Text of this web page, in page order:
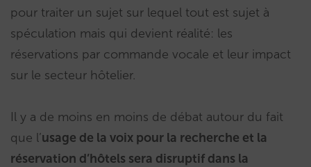
pour traiter un sujet sur lequel tout est sujet à
spéculation mais qui devient réalité: les
réservations par commande vocale et leur impact
sur le secteur hôtelier.
Il y a de moins en moins de débat autour du fait
que l’usage de la voix pour la recherche et la
réservation d’hôtels sera disruptif dans la